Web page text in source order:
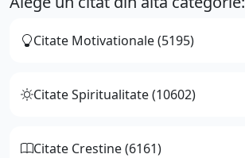
Citate Motivationale (5195)
Citate Spiritualitate (10602)
Citate Crestine (6161)